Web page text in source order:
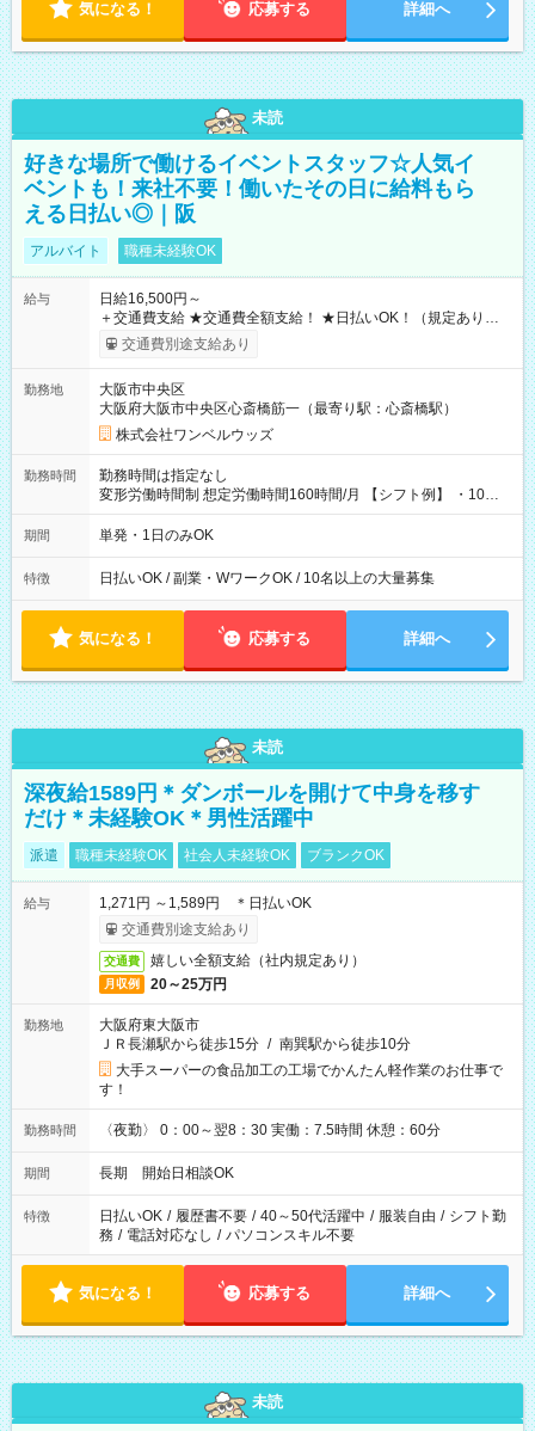
気になる！ 応募する 詳細へ
未読
好きな場所で働けるイベントスタッフ☆人気イ
ベントも！来社不要！働いたその日に給料もら
える日払い◎｜阪
アルバイト 職種未経験OK
給与
日給16,500円～
＋交通費支給 ★交通費全額支給！ ★日払いOK！（規定あり） ┗
働いたその日に現金GET♪ お仕事後はコンビニATMから 日払
交通費別途支給あり
勤務地
大阪市中央区
大阪府大阪市中央区心斎橋筋一（最寄り駅：心斎橋駅）
株式会社ワンベルウッズ
勤務時間
勤務時間は指定なし
変形労働時間制 想定労働時間160時間/月 【シフト例】 ・10：
00～20：00
期間 単発・1日のみOK
特徴 日払いOK / 副業・WワークOK / 10名以上の大量募集
気になる！ 応募する 詳細へ
未読
深夜給1589円＊ダンボールを開けて中身を移す
だけ＊未経験OK＊男性活躍中
派遣 職種未経験OK 社会人未経験OK ブランクOK
給与
1,271円 ～1,589円 ＊日払いOK
交通費別途支給あり
交通費 嬉しい全額支給（社内規定あり）
月収例 20～25万円
勤務地
大阪府東大阪市
ＪＲ長瀬駅から徒歩15分 / 南巽駅から徒歩10分
大手スーパーの食品加工の工場でかんたん軽作業のお仕事で
す！
勤務時間 〈夜勤〉 0：00～翌8：30 実働：7.5時間 休憩：60分
期間 長期 開始日相談OK
特徴 日払いOK / 履歴書不要 / 40～50代活躍中 / 服装自由 / シフト勤
務 / 電話対応なし / パソコンスキル不要
気になる！ 応募する 詳細へ
未読